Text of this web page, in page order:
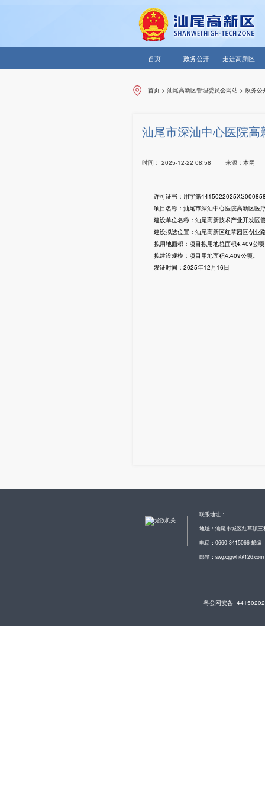
首页 政务公开 走进高新区
首页 >汕尾高新区管理委员会网站 >政务公
汕尾市深汕中心医院
时间： 2025-12-22 08:58 来源： 本网
许可证书：用字第
项目名称：汕尾市深汕中心医院高新区医
建设单位名称：汕尾高新技术产业开发区
建设拟选位置：汕尾高新区红草园区创业
拟用地面积：项目拟用地总面积4.409公顷
拟建设规模：项目用地面积4.409公顷。
发证时间：2025年12月16日
联系地址：
地址：汕尾市城区红草镇
电话：0660-3415066 邮编
邮箱：swgxqgwh@126.com
粤公网安备